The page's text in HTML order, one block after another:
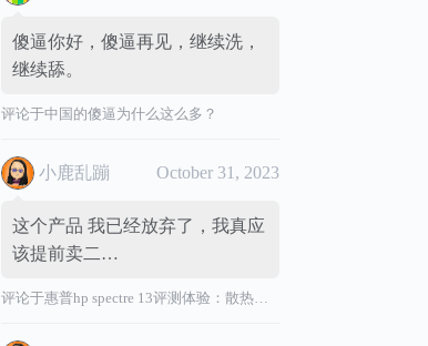
傻逼你好，傻逼再见，继续洗，
继续舔。
评论于中国的傻逼为什么这么多？
小鹿乱蹦 October 31, 2023
这个产品 我已经放弃了，我真应
该提前卖二…
评论于惠普hp spectre 13评测体验：散热效能差，风扇声音大，转轴烫